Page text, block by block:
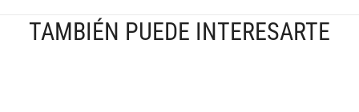
TAMBIÉN PUEDE INTERESARTE